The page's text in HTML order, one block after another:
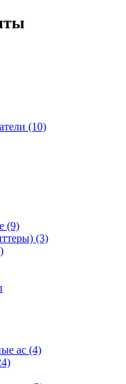
(10)
(9)
(3)
ac (4)